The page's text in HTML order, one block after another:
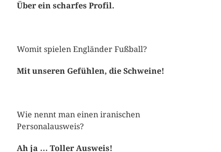
Über ein scharfes Profil.
Womit spielen Engländer Fußball?
Mit unseren Gefühlen, die Schweine!
Wie nennt man einen iranischen
Personalausweis?
Ah ja … Toller Ausweis!